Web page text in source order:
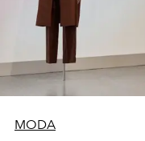
MODA